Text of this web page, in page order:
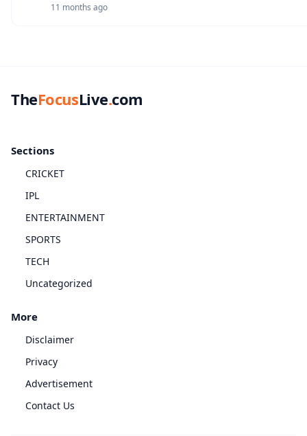
11 months ago
TheFocusLive.com
Sections
CRICKET
IPL
ENTERTAINMENT
SPORTS
TECH
Uncategorized
More
Disclaimer
Privacy
Advertisement
Contact Us